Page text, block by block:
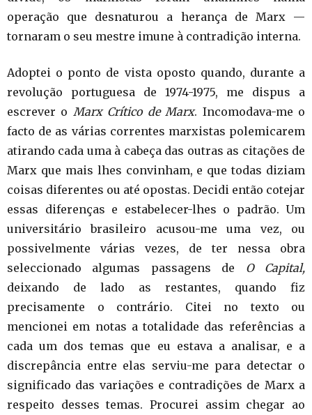
operação que desnaturou a herança de Marx —
tornaram o seu mestre imune à contradição interna.
Adoptei o ponto de vista oposto quando, durante a
revolução portuguesa de 1974-1975, me dispus a
escrever o Marx Crítico de Marx. Incomodava-me o
facto de as várias correntes marxistas polemicarem
atirando cada uma à cabeça das outras as citações de
Marx que mais lhes convinham, e que todas diziam
coisas diferentes ou até opostas. Decidi então cotejar
essas diferenças e estabelecer-lhes o padrão. Um
universitário brasileiro acusou-me uma vez, ou
possivelmente várias vezes, de ter nessa obra
seleccionado algumas passagens de O Capital,
deixando de lado as restantes, quando fiz
precisamente o contrário. Citei no texto ou
mencionei em notas a totalidade das referências a
cada um dos temas que eu estava a analisar, e a
discrepância entre elas serviu-me para detectar o
significado das variações e contradições de Marx a
respeito desses temas. Procurei assim chegar ao